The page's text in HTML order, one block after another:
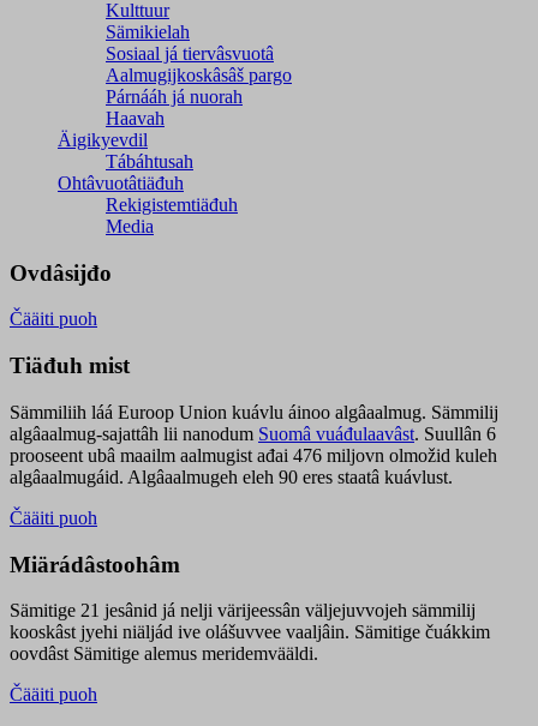
Kulttuur
Sämikielah
Sosiaal já tiervâsvuotâ
Aalmugijkoskâsâš pargo
Párnááh já nuorah
Haavah
Äigikyevdil
Tábáhtusah
Ohtâvuotâtiäđuh
Rekigistemtiäđuh
Media
Ovdâsijđo
Čääiti puoh
Tiäđuh mist
Sämmiliih láá Euroop Union kuávlu áinoo algâaalmug. Sämmilij
algâaalmug-sajattâh lii nanodum Suomâ vuáđulaavâst. Suullân 6
prooseent ubâ maailm aalmugist ađai 476 miljovn olmožid kuleh
algâaalmugáid. Algâaalmugeh eleh 90 eres staatâ kuávlust.
Čääiti puoh
Miärádâstoohâm
Sämitige 21 jesânid já nelji värijeessân väljejuvvojeh sämmilij
kooskâst jyehi niäljád ive olášuvvee vaaljâin. Sämitige čuákkim
oovdâst Sämitige alemus meridemvääldi.
Čääiti puoh